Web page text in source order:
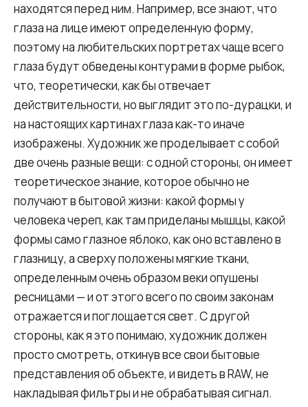
находятся перед ним. Например, все знают, что
глаза на лице имеют определенную форму,
поэтому на любительских портретах чаще всего
глаза будут обведены контурами в форме рыбок,
что, теоретически, как бы отвечает
действительности, но выглядит это по-дурацки, и
на настоящих картинах глаза как-то иначе
изображены. Художник же проделывает с собой
две очень разные вещи: с одной стороны, он имеет
теоретическое знание, которое обычно не
получают в бытовой жизни: какой формы у
человека череп, как там приделаны мышцы, какой
формы само глазное яблоко, как оно вставлено в
глазницу, а сверху положены мягкие ткани,
определенным очень образом веки опушены
ресницами — и от этого всего по своим законам
отражается и поглощается свет. С другой
стороны, как я это понимаю, художник должен
просто смотреть, откинув все свои бытовые
представления об объекте, и видеть в RAW, не
накладывая фильтры и не обрабатывая сигнал.